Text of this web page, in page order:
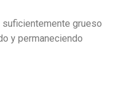
grueso
y permaneciendo